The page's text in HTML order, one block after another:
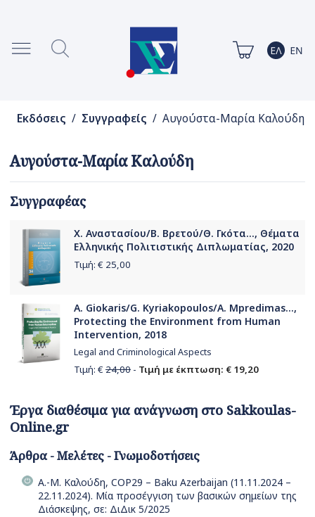
Εκδόσεις / Συγγραφείς / Αυγούστα-Μαρία Καλούδη
Αυγούστα-Μαρία Καλούδη
Συγγραφέας
Χ. Αναστασίου/Β. Βρετού/Θ. Γκότα..., Θέματα
Ελληνικής Πολιτιστικής Διπλωματίας, 2020
Τιμή: € 25,00
A. Giokaris/G. Kyriakopoulos/A. Mpredimas...,
Protecting the Environment from Human
Intervention, 2018
Legal and Criminological Aspects
Τιμή: € 24,00 - Τιμή με έκπτωση: € 19,20
Έργα διαθέσιμα για ανάγνωση στο Sakkoulas-
Online.gr
Άρθρα - Μελέτες - Γνωμοδοτήσεις
Α.-Μ. Καλούδη, COP29 – Baku Azerbaijan (11.11.2024 –
22.11.2024). Μία προσέγγιση των βασικών σημείων της
Διάσκεψης, σε: ΔιΔικ 5/2025